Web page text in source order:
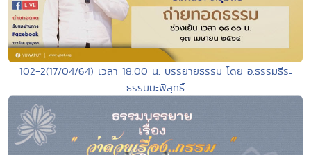
102-2(17/04/64) เวลา 18.00 น. บรรยายธรรม โดย อ.ธรรมธีระ
ธรรมมะพิสุทธิ์